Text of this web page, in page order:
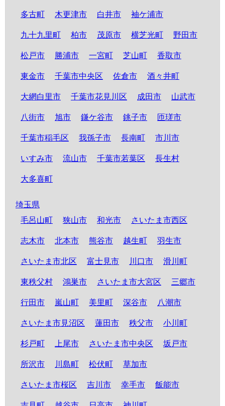
多古町 木更津市 白井市 袖ケ浦市
九十九里町 柏市 茂原市 横芝光町 野田市
松戸市 勝浦市 一宮町 芝山町 香取市
東金市 千葉市中央区 佐倉市 酒々井町
大網白里市 千葉市花見川区 成田市 山武市
八街市 旭市 鎌ケ谷市 銚子市 匝瑳市
千葉市稲毛区 我孫子市 長南町 市川市
いすみ市 流山市 千葉市若葉区 長生村
大多喜町
埼玉県
毛呂山町
狭山市 和光市 さいたま市西区
志木市 北本市 熊谷市 越生町 羽生市
さいたま市北区 富士見市 川口市 滑川町
東秩父村 鴻巣市 さいたま市大宮区 三郷市
行田市 嵐山町 美里町 深谷市 八潮市
さいたま市見沼区 蓮田市 秩父市 小川町
杉戸町 上尾市 さいたま市中央区 坂戸市
所沢市 川島町 松伏町 草加市
さいたま市桜区 吉川市 幸手市 飯能市